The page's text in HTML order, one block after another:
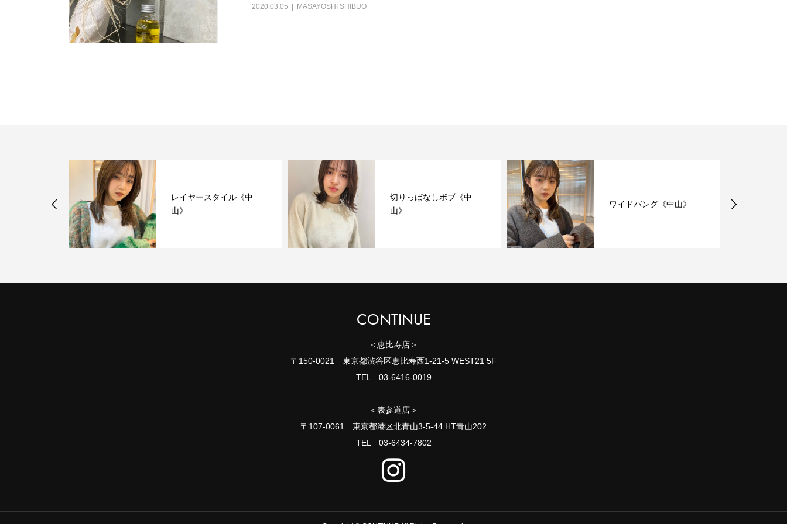
2020.03.05 MASAYOSHI SHIBUO
レイヤースタイル《中
山》
切りっぱなしボブ《中
山》
ワイドバング《中山》
CONTINUE
＜恵比寿店＞
〒150-0021 東京都渋谷区恵比寿西1-21-5 WEST21 5F
TEL 03-6416-0019
＜表参道店＞
〒107-0061 東京都港区北青山3-5-44 HT青山202
TEL 03-6434-7802